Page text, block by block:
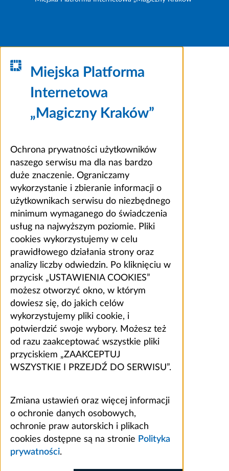
Miejska Platforma
Internetowa
„Magiczny Kraków”
Ochrona prywatności użytkowników
naszego serwisu ma dla nas bardzo
duże znaczenie. Ograniczamy
wykorzystanie i zbieranie informacji o
użytkownikach serwisu do niezbędnego
minimum wymaganego do świadczenia
usług na najwyższym poziomie. Pliki
cookies wykorzystujemy w celu
prawidłowego działania strony oraz
analizy liczby odwiedzin. Po kliknięciu w
przycisk „USTAWIENIA COOKIES”
możesz otworzyć okno, w którym
dowiesz się, do jakich celów
wykorzystujemy pliki cookie, i
potwierdzić swoje wybory. Możesz też
od razu zaakceptować wszystkie pliki
przyciskiem „ZAAKCEPTUJ
WSZYSTKIE I PRZEJDŹ DO SERWISU”.
Zmiana ustawień oraz więcej informacji
o ochronie danych osobowych,
ochronie praw autorskich i plikach
cookies dostępne są na stronie Polityka
prywatności.